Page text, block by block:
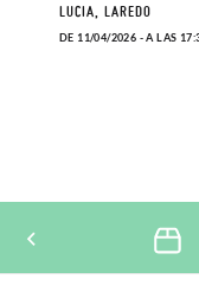
LUCIA, LAREDO
DE 11/04/2026 - A LAS